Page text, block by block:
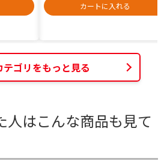
カートに入れる
テゴリをもっと見る
人はこんな商品も見て